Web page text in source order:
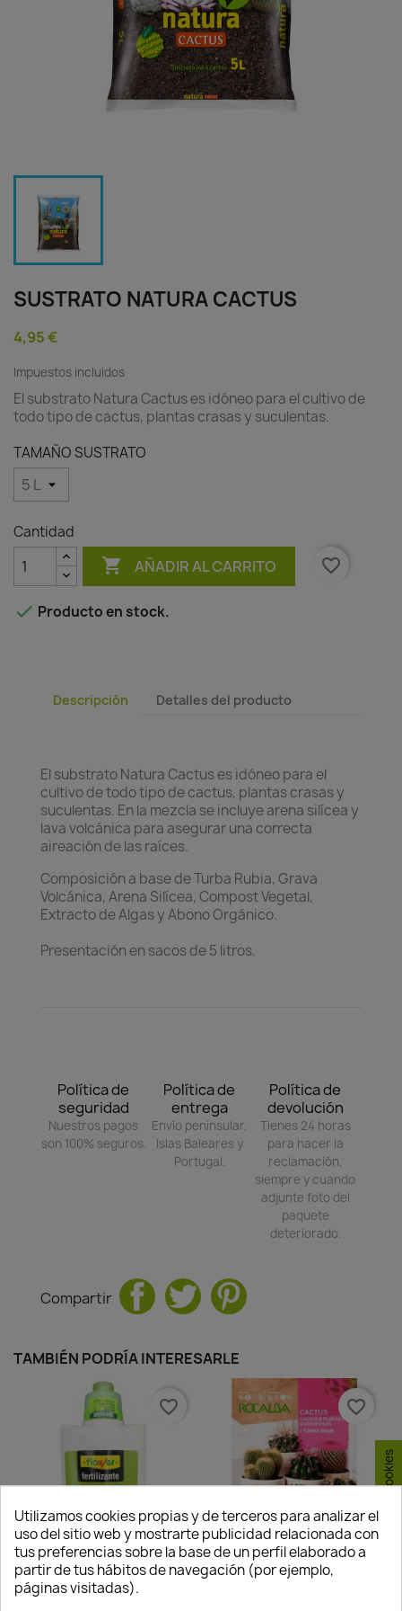
SUSTRATO NATURA CACTUS
4,95 €
Impuestos incluidos
El substrato Natura Cactus es idóneo para el cultivo de
todo tipo de cactus, plantas crasas y suculentas.
TAMAÑO SUSTRATO
Cantidad
 AÑADIR AL CARRITO favorite_border
 Producto en stock.
Descripción Detalles del producto
El substrato Natura Cactus es idóneo para el
cultivo de todo tipo de cactus, plantas crasas y
suculentas. En la mezcla se incluye arena silícea y
lava volcánica para asegurar una correcta
aireación de las raíces.
Composición a base de Turba Rubia, Grava
Volcánica, Arena Silícea, Compost Vegetal,
Extracto de Algas y Abono Orgánico.
Presentación en sacos de 5 litros.
Política de
seguridad
Nuestros pagos
son 100% seguros.
Política de
entrega
Envío peninsular,
Islas Baleares y
Portugal.
Política de
devolución
Tienes 24 horas
para hacer la
reclamación,
siempre y cuando
adjunte foto del
paquete
deteriorado.
Compartir
TAMBIÉN PODRÍA INTERESARLE
Abono Líquido Cactus Y
favorite_border
Semillas Cactus Y Plantas...
favorite_border
Utilizamos cookies propias y de terceros para analizar el
uso del sitio web y mostrarte publicidad relacionada con
tus preferencias sobre la base de un perfil elaborado a
partir de tus hábitos de navegación (por ejemplo,
páginas visitadas).
Consentimiento de cookies